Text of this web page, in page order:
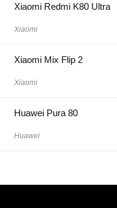
Xiaomi Redmi K80 Ultra
Xiaomi
Xiaomi Mix Flip 2
Xiaomi
Huawei Pura 80
Huawei